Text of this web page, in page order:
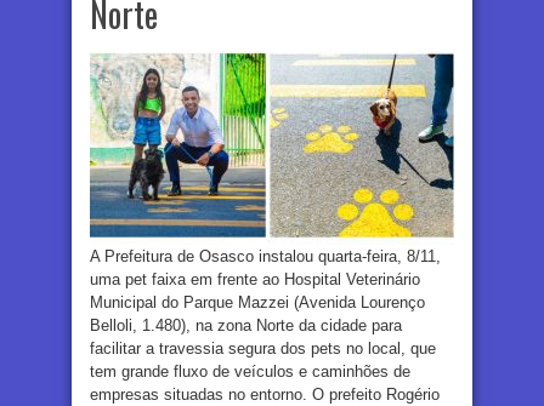
Norte
A Prefeitura de Osasco instalou quarta-feira, 8/11,
uma pet faixa em frente ao Hospital Veterinário
Municipal do Parque Mazzei (Avenida Lourenço
Belloli, 1.480), na zona Norte da cidade para
facilitar a travessia segura dos pets no local, que
tem grande fluxo de veículos e caminhões de
empresas situadas no entorno. O prefeito Rogério